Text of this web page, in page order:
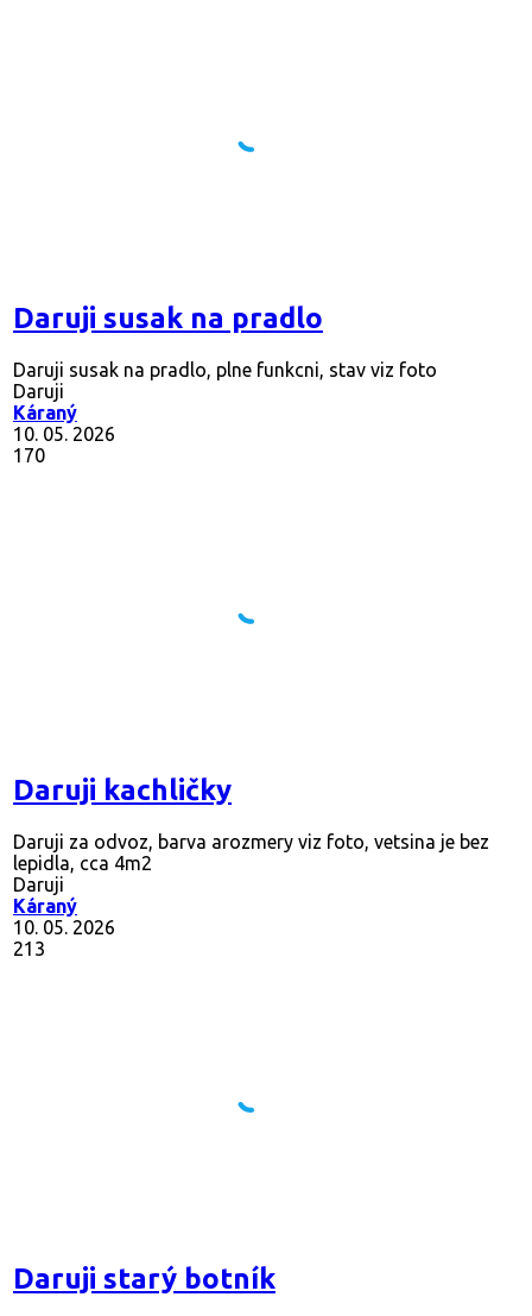
Daruji susak na pradlo
Daruji susak na pradlo, plne funkcni, stav viz foto
Daruji
Káraný
10. 05. 2026
170
Daruji kachličky
Daruji za odvoz, barva arozmery viz foto, vetsina je bez
lepidla, cca 4m2
Daruji
Káraný
10. 05. 2026
213
Daruji starý botník